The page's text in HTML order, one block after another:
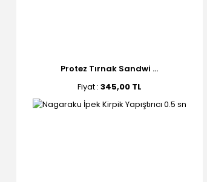
Protez Tırnak Sandwi ...
Fiyat : 345,00 TL